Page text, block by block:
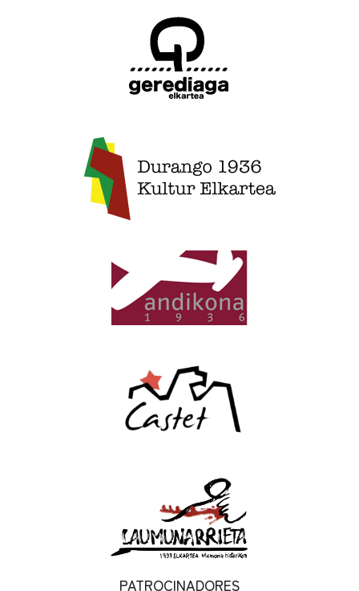
PATROCINADORES